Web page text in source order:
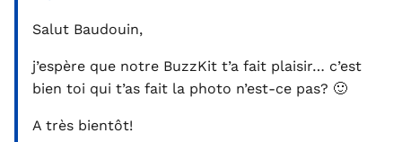
Salut Baudouin,
j’espère que notre BuzzKit t’a fait plaisir… c’est
bien toi qui t’as fait la photo n’est-ce pas? 🙂
A très bientôt!